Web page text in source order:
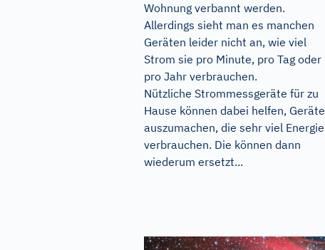
Wohnung verbannt werden.
Allerdings sieht man es manchen
Geräten leider nicht an, wie viel
Strom sie pro Minute, pro Tag oder
pro Jahr verbrauchen.
Nützliche Strommessgeräte für zu
Hause können dabei helfen, Geräte
auszumachen, die sehr viel Energie
verbrauchen. Die können dann
wiederum ersetzt...